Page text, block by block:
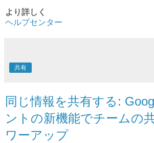
より詳しく
ヘルプセンター
共有
同じ情報を共有する:
ントの新機能でチームの
ワーアップ